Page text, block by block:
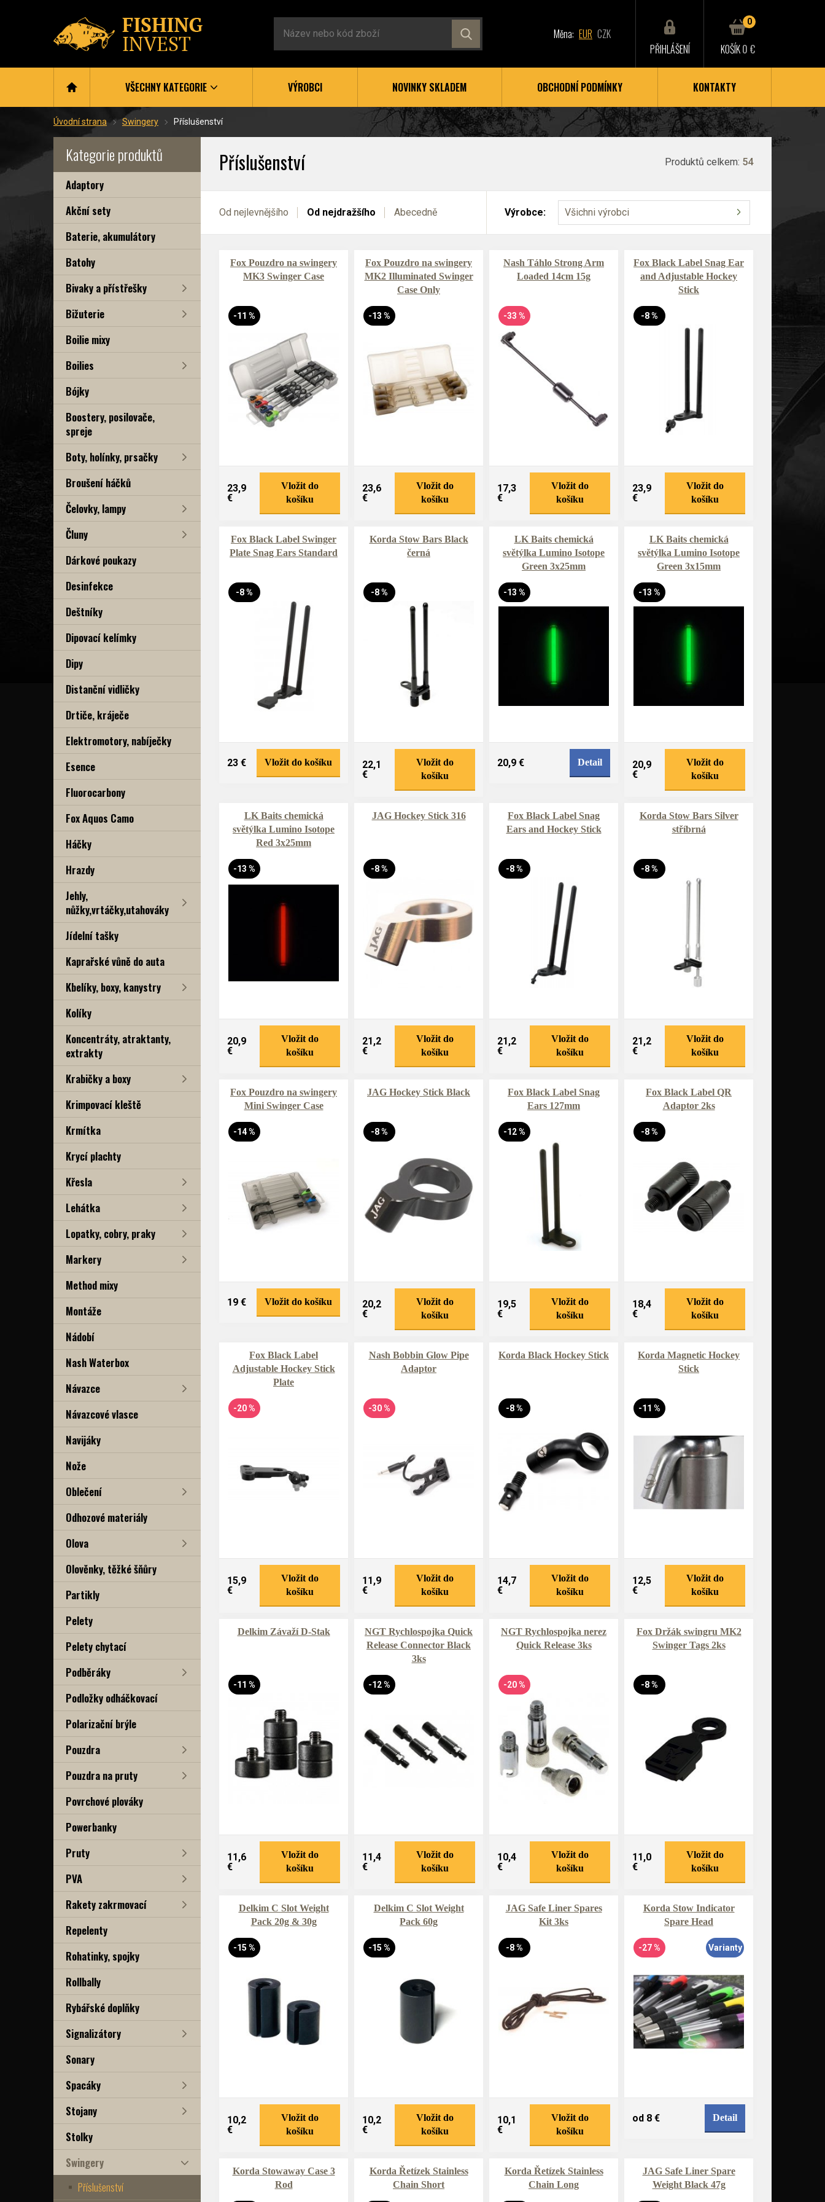
Měna: EUR CZK
PŘIHLÁŠENÍ
0
KOŠÍK0 €
VŠECHNY KATEGORIE VÝROBCI NOVINKY SKLADEM OBCHODNÍ PODMÍNKY KONTAKTY
Úvodní strana Swingery Příslušenství
Kategorie produktů
Adaptory
Akční sety
Baterie, akumulátory
Batohy
Bivaky a přístřešky
Bižuterie
Boilie mixy
Boilies
Bójky
Boostery, posilovače,
spreje
Boty, holínky, prsačky
Broušení háčků
Čelovky, lampy
Čluny
Dárkové poukazy
Desinfekce
Deštníky
Dipovací kelímky
Dipy
Distanční vidličky
Drtiče, kráječe
Elektromotory, nabíječky
Esence
Fluorocarbony
Fox Aquos Camo
Háčky
Hrazdy
Jehly,
nůžky,vrtáčky,utahováky
Jídelní tašky
Kaprařské vůně do auta
Kbelíky, boxy, kanystry
Kolíky
Koncentráty, atraktanty,
extrakty
Krabičky a boxy
Krimpovací kleště
Krmítka
Krycí plachty
Křesla
Lehátka
Lopatky, cobry, praky
Markery
Method mixy
Montáže
Nádobí
Nash Waterbox
Návazce
Návazcové vlasce
Navijáky
Nože
Oblečení
Odhozové materiály
Olova
Olověnky, těžké šňůry
Partikly
Pelety
Pelety chytací
Podběráky
Podložky odháčkovací
Polarizační brýle
Pouzdra
Pouzdra na pruty
Povrchové plováky
Powerbanky
Pruty
PVA
Rakety zakrmovací
Repelenty
Rohatinky, spojky
Rollbally
Rybářské doplňky
Signalizátory
Sonary
Spacáky
Stojany
Stolky
Swingery
Příslušenství
Příslušenství Produktů celkem: 54
Od nejlevnějšího Od nejdražšího Abecedně Výrobce: Všichni výrobci
Fox Pouzdro na swingery
MK3 Swinger Case
-11 %
23,9
€
Vložit do
košíku
Fox Pouzdro na swingery
MK2 Illuminated Swinger
Case Only
-13 %
23,6
€
Vložit do
košíku
Nash Táhlo Strong Arm
Loaded 14cm 15g
-33 %
17,3
€
Vložit do
košíku
Fox Black Label Snag Ear
and Adjustable Hockey
Stick
-8 %
23,9
€
Vložit do
košíku
Fox Black Label Swinger
Plate Snag Ears Standard
-8 %
23 € Vložit do košíku
Korda Stow Bars Black
černá
-8 %
22,1
€
Vložit do
košíku
LK Baits chemická
světýlka Lumino Isotope
Green 3x25mm
-13 %
20,9 € Detail
LK Baits chemická
světýlka Lumino Isotope
Green 3x15mm
-13 %
20,9
€
Vložit do
košíku
LK Baits chemická
světýlka Lumino Isotope
Red 3x25mm
-13 %
20,9
€
Vložit do
košíku
JAG Hockey Stick 316
-8 %
21,2
€
Vložit do
košíku
Fox Black Label Snag
Ears and Hockey Stick
-8 %
21,2
€
Vložit do
košíku
Korda Stow Bars Silver
stříbrná
-8 %
21,2
€
Vložit do
košíku
Fox Pouzdro na swingery
Mini Swinger Case
-14 %
19 € Vložit do košíku
JAG Hockey Stick Black
-8 %
20,2
€
Vložit do
košíku
Fox Black Label Snag
Ears 127mm
-12 %
19,5
€
Vložit do
košíku
Fox Black Label QR
Adaptor 2ks
-8 %
18,4
€
Vložit do
košíku
Fox Black Label
Adjustable Hockey Stick
Plate
-20 %
15,9
€
Vložit do
košíku
Nash Bobbin Glow Pipe
Adaptor
-30 %
11,9
€
Vložit do
košíku
Korda Black Hockey Stick
-8 %
14,7
€
Vložit do
košíku
Korda Magnetic Hockey
Stick
-11 %
12,5
€
Vložit do
košíku
Delkim Závaží D-Stak
-11 %
11,6
€
Vložit do
košíku
NGT Rychlospojka Quick
Release Connector Black
3ks
-12 %
11,4
€
Vložit do
košíku
NGT Rychlospojka nerez
Quick Release 3ks
-20 %
10,4
€
Vložit do
košíku
Fox Držák swingru MK2
Swinger Tags 2ks
-8 %
11,0
€
Vložit do
košíku
Delkim C Slot Weight
Pack 20g & 30g
-15 %
10,2
€
Vložit do
košíku
Delkim C Slot Weight
Pack 60g
-15 %
10,2
€
Vložit do
košíku
JAG Safe Liner Spares
Kit 3ks
-8 %
10,1
€
Vložit do
košíku
Korda Stow Indicator
Spare Head
-27 % Varianty
od 8 € Detail
Korda Stowaway Case 3
Rod
Korda Řetízek Stainless
Chain Short
Korda Řetízek Stainless
Chain Long
JAG Safe Liner Spare
Weight Black 47g